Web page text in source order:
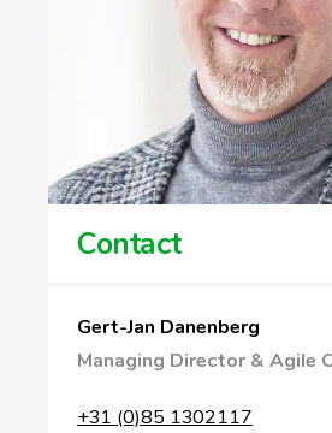
Contact
Gert-Jan Danenberg
Managing Director & Agile
+31 (0)85 1302117